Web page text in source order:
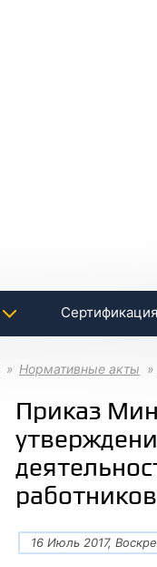
Сертификация
Нормативные акты
Приказ
16 Июль 2017,